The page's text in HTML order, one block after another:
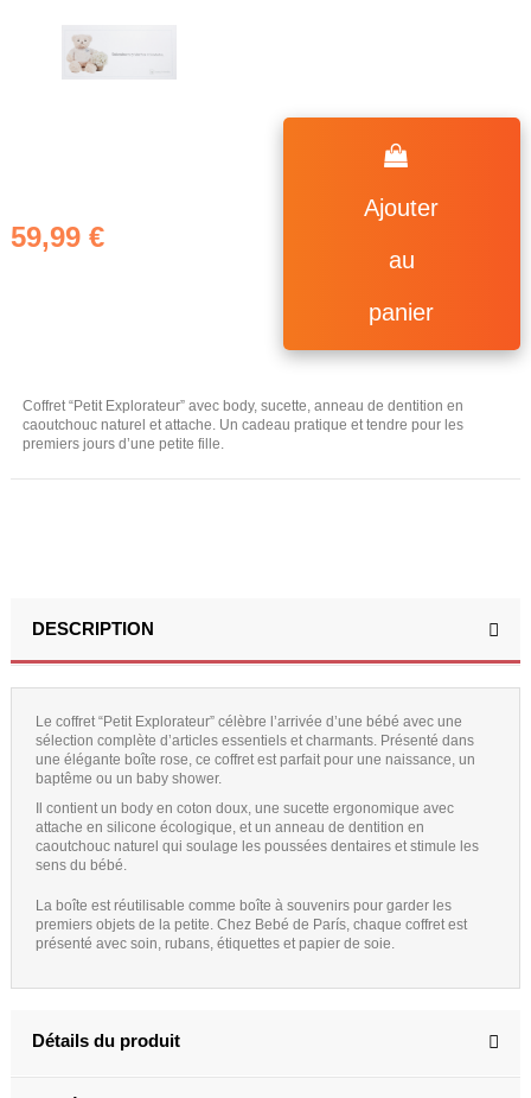
59,99 €
Ajouter
au
panier
Coffret “Petit Explorateur” avec body, sucette, anneau de dentition en
caoutchouc naturel et attache. Un cadeau pratique et tendre pour les
premiers jours d’une petite fille.
DESCRIPTION
Le coffret “Petit Explorateur” célèbre l’arrivée d’une bébé avec une
sélection complète d’articles essentiels et charmants. Présenté dans
une élégante boîte rose, ce coffret est parfait pour une naissance, un
baptême ou un baby shower.
Il contient un body en coton doux, une sucette ergonomique avec
attache en silicone écologique, et un anneau de dentition en
caoutchouc naturel qui soulage les poussées dentaires et stimule les
sens du bébé.
La boîte est réutilisable comme boîte à souvenirs pour garder les
premiers objets de la petite. Chez Bebé de París, chaque coffret est
présenté avec soin, rubans, étiquettes et papier de soie.
Détails du produit